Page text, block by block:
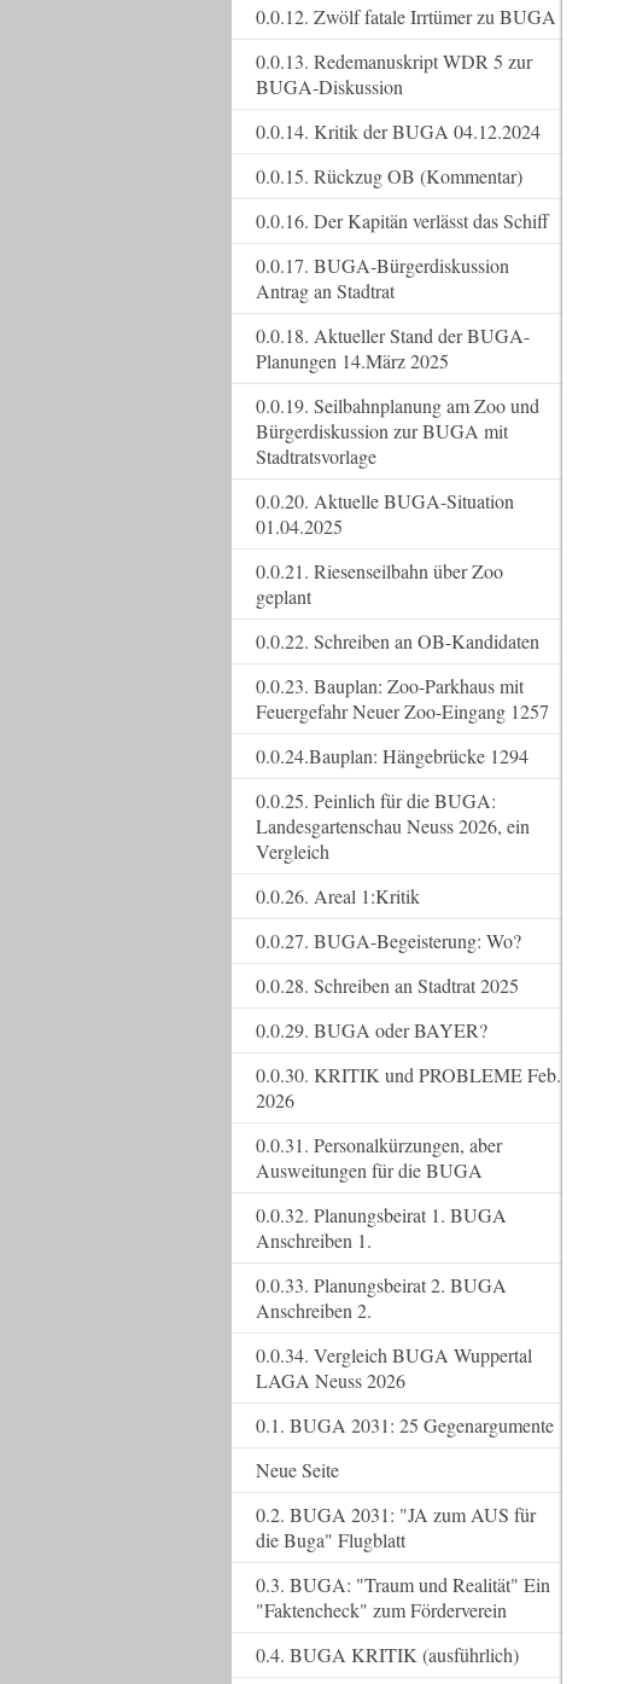
0.0.12. Zwölf fatale Irrtümer zu BUGA
0.0.13. Redemanuskript WDR 5 zur
BUGA-Diskussion
0.0.14. Kritik der BUGA 04.12.2024
0.0.15. Rückzug OB (Kommentar)
0.0.16. Der Kapitän verlässt das Schiff
0.0.17. BUGA-Bürgerdiskussion
Antrag an Stadtrat
0.0.18. Aktueller Stand der BUGA-
Planungen 14.März 2025
0.0.19. Seilbahnplanung am Zoo und
Bürgerdiskussion zur BUGA mit
Stadtratsvorlage
0.0.20. Aktuelle BUGA-Situation
01.04.2025
0.0.21. Riesenseilbahn über Zoo
geplant
0.0.22. Schreiben an OB-Kandidaten
0.0.23. Bauplan: Zoo-Parkhaus mit
Feuergefahr Neuer Zoo-Eingang 1257
0.0.24.Bauplan: Hängebrücke 1294
0.0.25. Peinlich für die BUGA:
Landesgartenschau Neuss 2026, ein
Vergleich
0.0.26. Areal 1:Kritik
0.0.27. BUGA-Begeisterung: Wo?
0.0.28. Schreiben an Stadtrat 2025
0.0.29. BUGA oder BAYER?
0.0.30. KRITIK und PROBLEME Feb.
2026
0.0.31. Personalkürzungen, aber
Ausweitungen für die BUGA
0.0.32. Planungsbeirat 1. BUGA
Anschreiben 1.
0.0.33. Planungsbeirat 2. BUGA
Anschreiben 2.
0.0.34. Vergleich BUGA Wuppertal
LAGA Neuss 2026
0.1. BUGA 2031: 25 Gegenargumente
Neue Seite
0.2. BUGA 2031: "JA zum AUS für
die Buga" Flugblatt
0.3. BUGA: "Traum und Realität" Ein
"Faktencheck" zum Förderverein
0.4. BUGA KRITIK (ausführlich)